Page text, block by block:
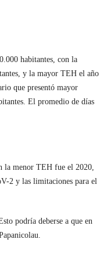
habitantes, con la
y la mayor TEH el año
que presentó mayor
El promedio de días
la menor TEH fue el 2020,
2 y las limitaciones para el
podría deberse a que en